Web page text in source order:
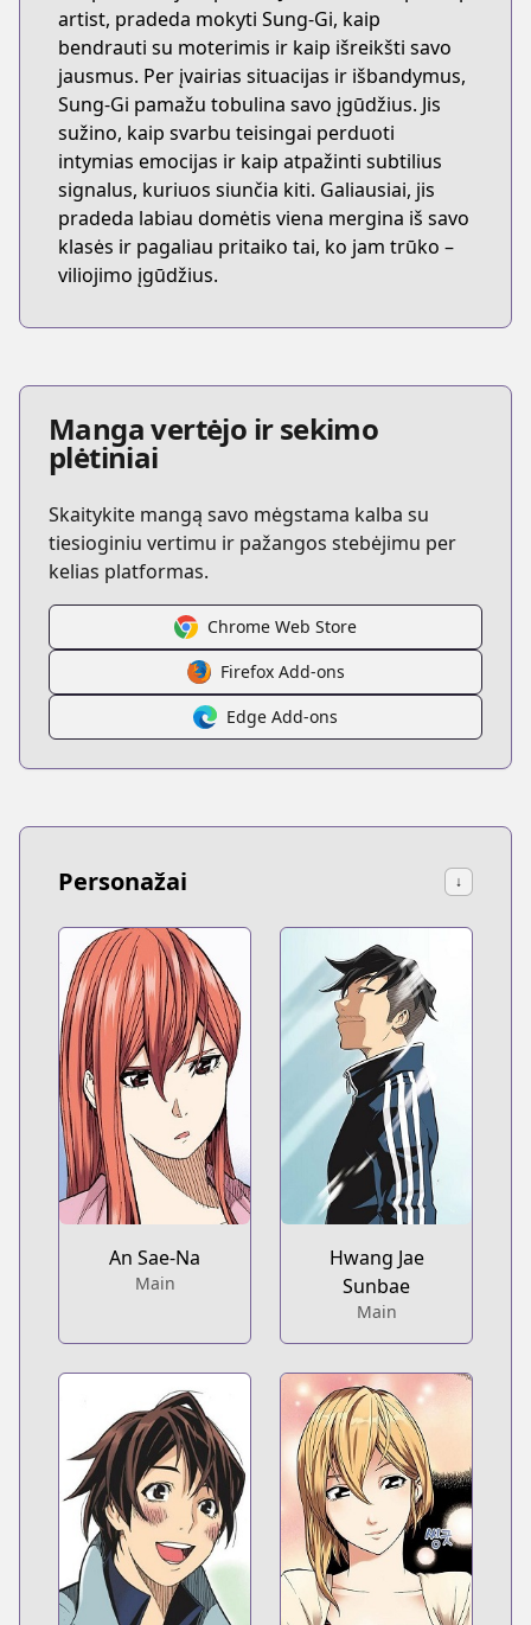
artist, pradeda mokyti Sung-Gi, kaip
bendrauti su moterimis ir kaip išreikšti savo
jausmus. Per įvairias situacijas ir išbandymus,
Sung-Gi pamažu tobulina savo įgūdžius. Jis
sužino, kaip svarbu teisingai perduoti
intymias emocijas ir kaip atpažinti subtilius
signalus, kuriuos siunčia kiti. Galiausiai, jis
pradeda labiau domėtis viena mergina iš savo
klasės ir pagaliau pritaiko tai, ko jam trūko –
viliojimo įgūdžius.
Manga vertėjo ir sekimo
plėtiniai
Skaitykite mangą savo mėgstama kalba su
tiesioginiu vertimu ir pažangos stebėjimu per
kelias platformas.
Chrome Web Store
Firefox Add-ons
Edge Add-ons
Personažai ↓
An Sae-Na
Main
Hwang Jae
Sunbae
Main